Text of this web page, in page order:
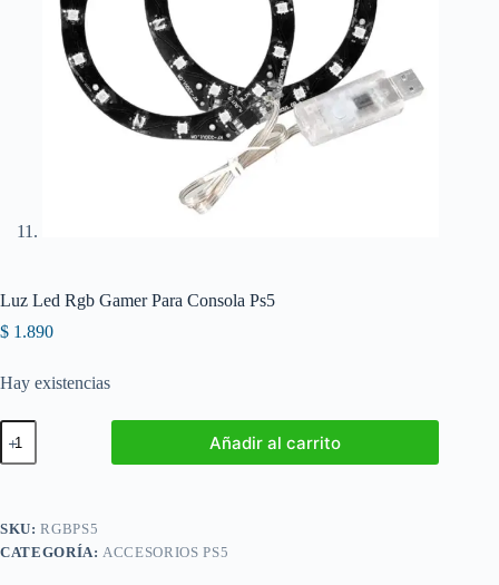
Luz Led Rgb Gamer Para Consola Ps5
$ 1.890
Hay existencias
Luz
Led
Rgb
Consola
cantidad
Añadir al carrito
SKU:RGBPS5
CATEGORÍA:ACCESORIOS PS5